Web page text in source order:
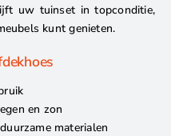
uw tuinset in topconditie,
kunt genieten.
en zon
materialen